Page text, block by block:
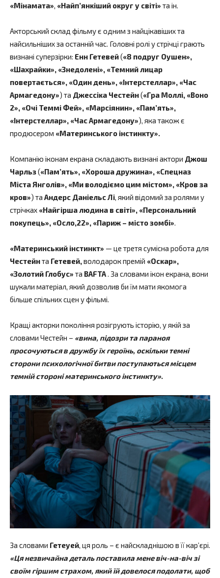
«Мінамата» «Найп’янкіший округ у світі» та ін.
Акторський склад фільму є одним з найцікавіших та
найсильніших за останній час. Головні ролі у стрічці грають
визнані суперзірки: Енн Гетевей(«8 подруг Оушен»,
«Шахрайки», «Знедолені», «Темний лицар
повертається», «Один день», «Інтерстеллар», «Час
Армагедону») та Джессіка Честейн(«Гра Моллі, «Воно
2», «Очі Теммі Фей», «Марсіянин», «Пам’ять»,
«Інтерстеллар», «Час Армагедону»), яка також є
продюсером «Материнського інстинкту».
Компанію іконам екрана складають визнані актори Джош
Чарльз(«Пам’ять», «Хороша дружина», «Спецназ
Міста Янголів», «Ми володіємо цим містом», «Кров за
кров») та Андерс Даніельс Лі , який відомий за ролями у
стрічках «Найгірша людина в світі», «Персональний
покупець», «Осло,22», «Париж – місто зомбі»
«Материнський інстинкт» — це третя сумісна робота для
Честейнта Гетевей, володарок премій «Оскар»,
«Золотий Глобус» та BAFTA . За словами ікон екрана, вони
шукали матеріал, який дозволив би їм мати якомога
більше спільних сцен у фільмі.
Кращі акторки покоління розігрують історію, у якій за
словами Честейн – «вина, підозри та параноя
просочуються в дружбу їх героїнь, оскільки темні
сторони психологічної битви поступаються місцем
темній стороні материнського інстинкту».
За словами Гетеуей, ця роль – є найскладнішою в її кар’єрі.
«Ця незвичайна деталь поставила мене віч-на-віч зі
своїм гіршим страхом, який їй довелося подолати, щоб